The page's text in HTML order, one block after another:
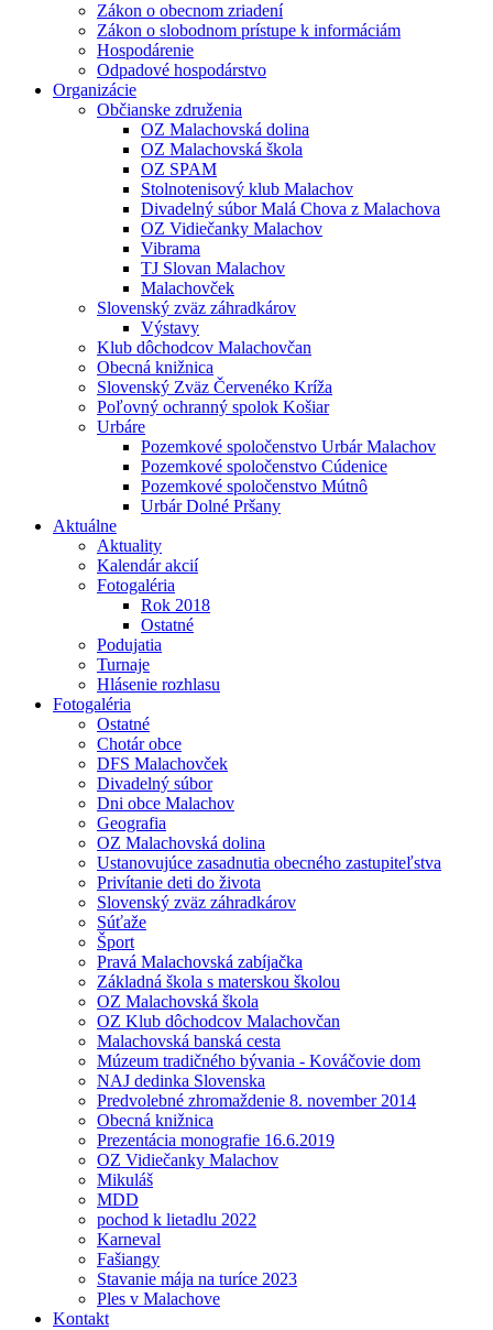
Zákon o obecnom zriadení
Zákon o slobodnom prístupe k informáciám
Hospodárenie
Odpadové hospodárstvo
Organizácie
Občianske združenia
OZ Malachovská dolina
OZ Malachovská škola
OZ SPAM
Stolnotenisový klub Malachov
Divadelný súbor Malá Chova z Malachova
OZ Vidiečanky Malachov
Vibrama
TJ Slovan Malachov
Malachovček
Slovenský zväz záhradkárov
Výstavy
Klub dôchodcov Malachovčan
Obecná knižnica
Slovenský Zväz Červenéko Kríža
Poľovný ochranný spolok Košiar
Urbáre
Pozemkové spoločenstvo Urbár Malachov
Pozemkové spoločenstvo Cúdenice
Pozemkové spoločenstvo Mútnô
Urbár Dolné Pršany
Aktuálne
Aktuality
Kalendár akcií
Fotogaléria
Rok 2018
Ostatné
Podujatia
Turnaje
Hlásenie rozhlasu
Fotogaléria
Ostatné
Chotár obce
DFS Malachovček
Divadelný súbor
Dni obce Malachov
Geografia
OZ Malachovská dolina
Ustanovujúce zasadnutia obecného zastupiteľstva
Privítanie deti do života
Slovenský zväz záhradkárov
Súťaže
Šport
Pravá Malachovská zabíjačka
Základná škola s materskou školou
OZ Malachovská škola
OZ Klub dôchodcov Malachovčan
Malachovská banská cesta
Múzeum tradičného bývania - Kováčovie dom
NAJ dedinka Slovenska
Predvolebné zhromaždenie 8. november 2014
Obecná knižnica
Prezentácia monografie 16.6.2019
OZ Vidiečanky Malachov
Mikuláš
MDD
pochod k lietadlu 2022
Karneval
Fašiangy
Stavanie mája na turíce 2023
Ples v Malachove
Kontakt